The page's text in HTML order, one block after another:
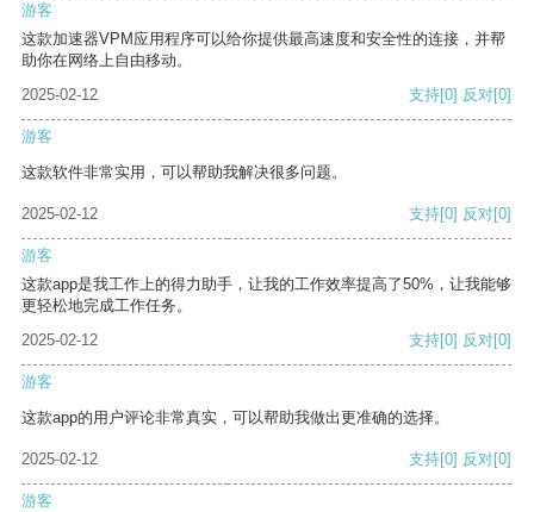
游客
这款加速器VPM应用程序可以给你提供最高速度和安全性的连接，并帮
助你在网络上自由移动。
2025-02-12
支持[0] 反对[0]
游客
这款软件非常实用，可以帮助我解决很多问题。
2025-02-12 支持[0] 反对[0]
游客
这款app是我工作上的得力助手，让我的工作效率提高了50%，让我能够
更轻松地完成工作任务。
2025-02-12
支持[0] 反对[0]
游客
这款app的用户评论非常真实，可以帮助我做出更准确的选择。
2025-02-12 支持[0] 反对[0]
游客